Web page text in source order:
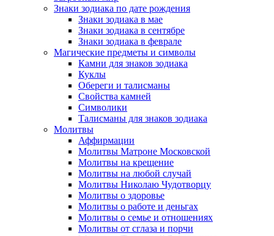
Знаки зодиака по дате рождения
Знаки зодиака в мае
Знаки зодиака в сентябре
Знаки зодиака в феврале
Магические предметы и символы
Камни для знаков зодиака
Куклы
Обереги и талисманы
Свойства камней
Символики
Талисманы для знаков зодиака
Молитвы
Аффирмации
Молитвы Матроне Московской
Молитвы на крещение
Молитвы на любой случай
Молитвы Николаю Чудотворцу
Молитвы о здоровье
Молитвы о работе и деньгах
Молитвы о семье и отношениях
Молитвы от сглаза и порчи